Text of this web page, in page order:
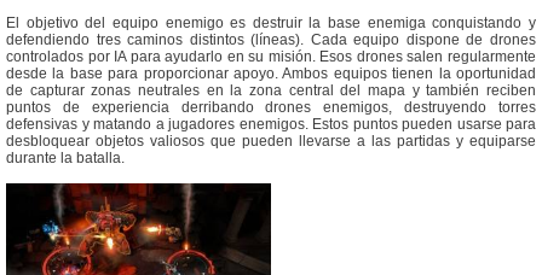
El objetivo del equipo enemigo es destruir la base enemiga conquistando y
defendiendo tres caminos distintos (líneas). Cada equipo dispone de drones
controlados por IA para ayudarlo en su misión. Esos drones salen regularmente
desde la base para proporcionar apoyo. Ambos equipos tienen la oportunidad
de capturar zonas neutrales en la zona central del mapa y también reciben
puntos de experiencia derribando drones enemigos, destruyendo torres
defensivas y matando a jugadores enemigos. Estos puntos pueden usarse para
desbloquear objetos valiosos que pueden llevarse a las partidas y equiparse
durante la batalla.